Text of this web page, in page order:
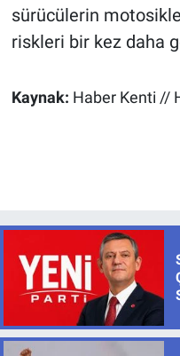
sürücülerin
riskleri bir kez daha
Kaynak: Haber Kenti //